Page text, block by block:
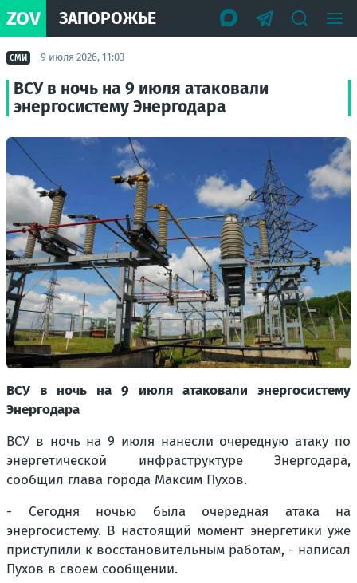
ZOV ЗАПОРОЖЬЕ
СМИ 9 июля 2026, 11:03
ВСУ в ночь на 9 июля атаковали
энергосистему Энергодара
ВСУ в ночь на 9 июля атаковали энергосистему
Энергодара
ВСУ в ночь на 9 июля нанесли очередную атаку по
энергетической инфраструктуре Энергодара,
сообщил глава города Максим Пухов.
- Сегодня ночью была очередная атака на
энергосистему. В настоящий момент энергетики уже
приступили к восстановительным работам, - написал
Пухов в своем сообщении.